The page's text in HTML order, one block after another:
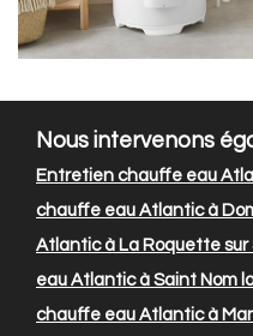
Nous intervenons
Entretien chauffe eau
chauffe eau Atlantic à
Atlantic à La Roquette sur
eau Atlantic à Saint Nom
chauffe eau Atlantic à